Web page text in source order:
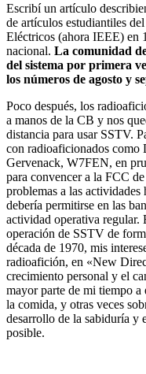
Escribí un artículo
de artículos estudiantiles
Eléctricos (ahora IEEE) en
nacional. La comunidad
del sistema por primera
los números de agosto y
Poco después, los
a manos de la CB y nos
distancia para usar SSTV.
con radioaficionados
Gervenack, W7FEN, en
para convencer a la FCC
problemas a las
debería permitirse en las
actividad operativa
operación de SSTV de
década de 1970, mis
radioafición, en «New
crecimiento personal y el
mayor parte de mi tiempo
la comida, y otras veces
desarrollo de la sabiduría y
posible.